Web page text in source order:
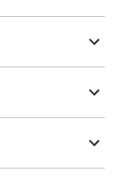
額もついてます